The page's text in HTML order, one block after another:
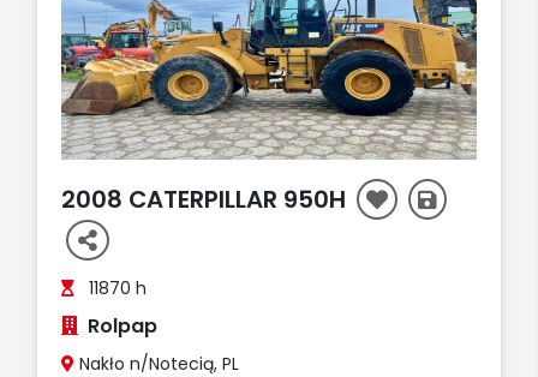
2008 CATERPILLAR 950H
11870 h
Rolpap
Nakło n/Notecią, PL